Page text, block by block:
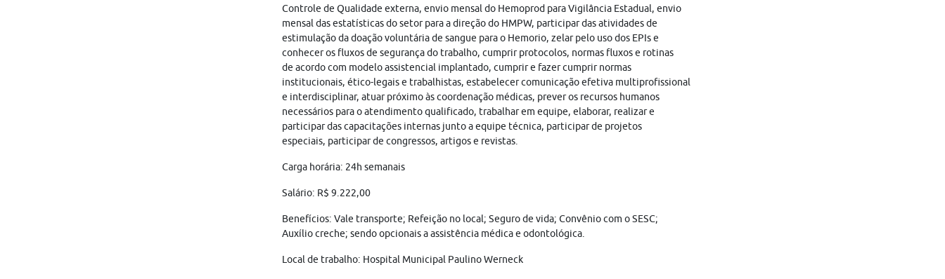
Controle de Qualidade externa, envio mensal do Hemoprod para Vigilância Estadual, envio
mensal das estatísticas do setor para a direção do HMPW, participar das atividades de
estimulação da doação voluntária de sangue para o Hemorio, zelar pelo uso dos EPIs e
conhecer os fluxos de segurança do trabalho, cumprir protocolos, normas fluxos e rotinas
de acordo com modelo assistencial implantado, cumprir e fazer cumprir normas
institucionais, ético-legais e trabalhistas, estabelecer comunicação efetiva multiprofissional
e interdisciplinar, atuar próximo às coordenação médicas, prever os recursos humanos
necessários para o atendimento qualificado, trabalhar em equipe, elaborar, realizar e
participar das capacitações internas junto a equipe técnica, participar de projetos
especiais, participar de congressos, artigos e revistas.
Carga horária: 24h semanais
Salário: R$ 9.222,00
Benefícios: Vale transporte; Refeição no local; Seguro de vida; Convênio com o SESC;
Auxílio creche; sendo opcionais a assistência médica e odontológica.
Local de trabalho: Hospital Municipal Paulino Werneck